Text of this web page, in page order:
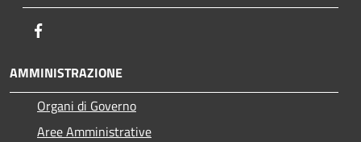
AMMINISTRAZIONE
Organi di Governo
Aree Amministrative